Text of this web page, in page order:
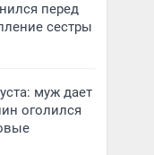
перед
сестры
муж дает
оголился